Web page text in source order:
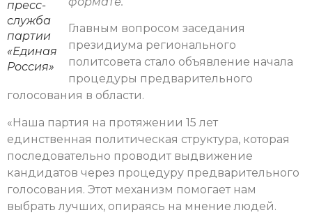
пресс-
служба
партии
«Единая
Россия»
Главным вопросом заседания
президиума регионального
политсовета стало объявление начала
процедуры предварительного
голосования в области.
«Наша партия на протяжении 15 лет
единственная политическая структура, которая
последовательно проводит выдвижение
кандидатов через процедуру предварительного
голосования. Этот механизм помогает нам
выбрать лучших, опираясь на мнение людей.